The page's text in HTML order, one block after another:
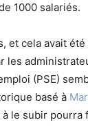
1000 salariés.
et cela avait
les
(PSE)
basé à
le subir pourra